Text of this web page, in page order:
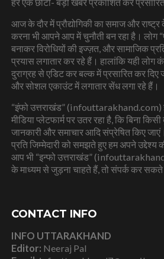
आज के दौर में प्रौद्योगिकी का समाज और
करना भी आपने आप में चुनौती बन रहा है। लोग
बनाकर विरोधियों की इज्ज़त, और सामाजिक
प्रयास लगातार कर रहे हैं। हालांकि यही लोग
दुराग्रह से एडिट कर बल्क में प्रसारित कर
और सोशल एकाउंट में लगातार सेंध लगा रहे हैं।
“इंफो उत्तराखंड”
मीडिया प्लेटफार्म पर उतर रहा है, कि बिना
जानकारी और समाचार आदि संप्रेषित किए
प्रति जिम्मेदारी को समझते हुए हम अपने
आप भी “इन्फो उत्तराखंड”
के माध्यम से जुड़ना चाहते हैं, तो संपर्क कर सकते
CONTACT INFO
INFO UTTARAKHAND
Editor: Neeraj Pal